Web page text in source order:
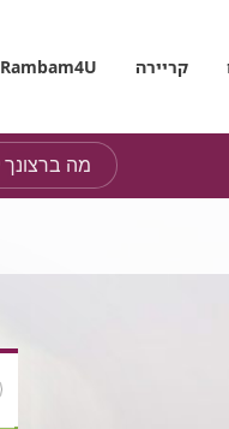
קריירה Rambam4U
בחירת
שים
לב,
בבחירת
לאתר
מה
ברצונך
לחפש?